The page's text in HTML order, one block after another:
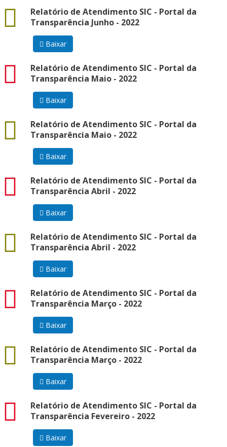
Relatório de Atendimento SIC - Portal da
Transparência Junho - 2022
docx
Baixar
Relatório de Atendimento SIC - Portal da
Transparência Maio - 2022
pdf
Baixar
Relatório de Atendimento SIC - Portal da
Transparência Maio - 2022
docx
Baixar
Relatório de Atendimento SIC - Portal da
Transparência Abril - 2022
pdf
Baixar
Relatório de Atendimento SIC - Portal da
Transparência Abril - 2022
docx
Baixar
Relatório de Atendimento SIC - Portal da
Transparência Março - 2022
pdf
Baixar
Relatório de Atendimento SIC - Portal da
Transparência Março - 2022
docx
Baixar
Relatório de Atendimento SIC - Portal da
Transparência Fevereiro - 2022
pdf
Baixar